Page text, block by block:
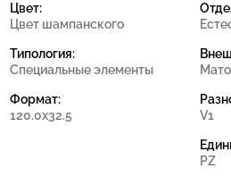
Цвет:
Цвет шампанcкого
Типология:
Специальные элементы
Формат:
120.0x32.5
V1
PZ